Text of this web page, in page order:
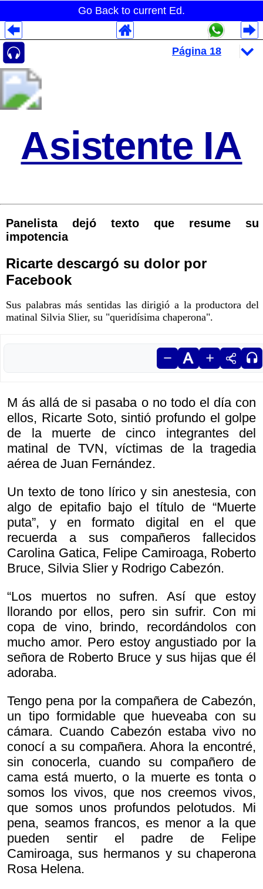
Go Back to current Ed.
Asistente IA
Panelista dejó texto que resume su
impotencia
Ricarte descargó su dolor por
Facebook
Sus palabras más sentidas las dirigió a la productora del
matinal Silvia Slier, su "queridísima chaperona".
M ás allá de si pasaba o no todo el día con
ellos, Ricarte Soto, sintió profundo el golpe
de la muerte de cinco integrantes del
matinal de TVN, víctimas de la tragedia
aérea de Juan Fernández.
Un texto de tono lírico y sin anestesia, con
algo de epitafio bajo el título de “Muerte
puta”, y en formato digital en el que
recuerda a sus compañeros fallecidos
Carolina Gatica, Felipe Camiroaga, Roberto
Bruce, Silvia Slier y Rodrigo Cabezón.
“Los muertos no sufren. Así que estoy
llorando por ellos, pero sin sufrir. Con mi
copa de vino, brindo, recordándolos con
mucho amor. Pero estoy angustiado por la
señora de Roberto Bruce y sus hijas que él
adoraba.
Tengo pena por la compañera de Cabezón,
un tipo formidable que hueveaba con su
cámara. Cuando Cabezón estaba vivo no
conocí a su compañera. Ahora la encontré,
sin conocerla, cuando su compañero de
cama está muerto, o la muerte es tonta o
somos los vivos, que nos creemos vivos,
que somos unos profundos pelotudos. Mi
pena, seamos francos, es menor a la que
pueden sentir el padre de Felipe
Camiroaga, sus hermanos y su chaperona
Rosa Helena.
Despliegues Analytics
Despliegues Totales
Despliegues por Rubros